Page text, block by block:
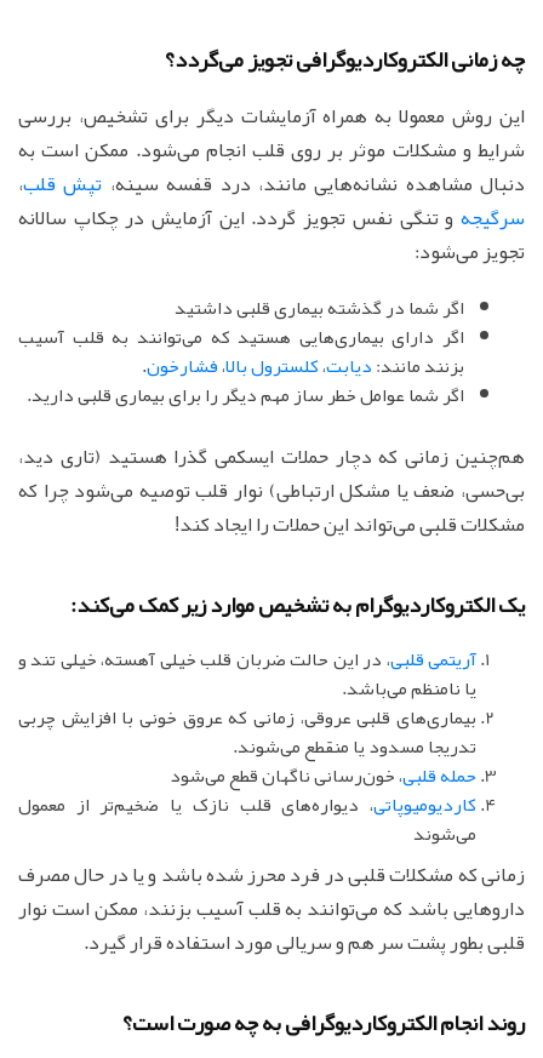
چه زمانی الکتروکاردیوگرافی تجویز می‌گردد؟
این روش معمولا به همراه آزمایشات دیگر برای تشخیص، بررسی
شرایط و مشکلات موثر بر روی قلب انجام می‌شود. ممکن است به
دنبال مشاهده نشانه‌هایی مانند، درد قفسه سینه، تپش قلب،
سرگیجه و تنگی نفس تجویز گردد. این آزمایش در چکاپ سالانه
تجویز می‌شود:
اگر شما در گذشته بیماری قلبی داشتید
اگر دارای بیماری‌هایی هستید که می‌توانند به قلب آسیب
بزنند مانند:دیابت،کلسترول بالا،فشارخون.
اگر شما عوامل خطر ساز مهم دیگر را برای بیماری قلبی دارید.
هم‌چنین زمانی که دچار حملات ایسکمی گذرا هستید (تاری دید،
بی‌حسی، ضعف یا مشکل ارتباطی) نوار قلب توصیه می‌شود چرا که
مشکلات قلبی می‌تواند این حملات را ایجاد کند!
یک الکتروکاردیوگرام به تشخیص موارد زیر کمک می‌کند:
آریتمی قلبی، در این حالت ضربان قلب خیلی آهسته، خیلی تند و
یا نامنظم می‌باشد.
بیماری‌های قلبی عروقی، زمانی که عروق خونی با افزایش چربی
تدریجا مسدود یا منقطع می‌شوند.
حمله قلبی، خون‌رسانی ناگهان قطع می‌شود
کاردیومیوپاتی، دیواره‌های قلب نازک یا ضخیم‌تر از معمول
می‌شوند
زمانی که مشکلات قلبی در فرد محرز شده باشد و یا در حال مصرف
داروهایی باشد که می‌توانند به قلب آسیب بزنند، ممکن است نوار
قلبی بطور پشت سر هم و سریالی مورد استفاده قرار گیرد.
روند انجام الکتروکاردیوگرافی به چه صورت است؟